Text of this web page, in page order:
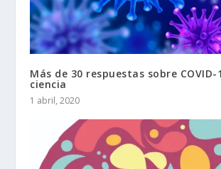
Más de 30 respuestas sobre COVID-
ciencia
1 abril, 2020